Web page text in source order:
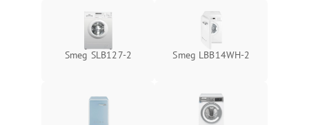
Smeg SLB127-2 Smeg LBB14WH-2